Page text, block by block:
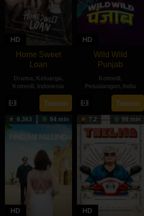
HD
Home Sweet
Loan
Drama, Keluarga,
Komedi, Indonesia
26
Sep
2024
Sabrina
Rochelle
Kalangie
Tonton
HD
Wild Wild
Punjab
Komedi,
Petualangan, India
10
Jul
2024
Simarpreet
Singh
Tonton
6.363 94 min
HD
7.2 98 min
HD